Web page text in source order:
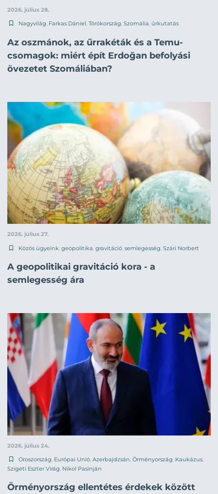
2026. július 28.
Nagyvilág, Farkas Dániel, Törökország, Szomália, űrkutatás
Az oszmánok, az űrrakéták és a Temu-
csomagok: miért épít Erdoğan befolyási
övezetet Szomáliában?
2026. július 27.
Közös ügyeink geopolitika gravitáció semlegesség Szári Norbert
A geopolitikai gravitáció kora - a
semlegesség ára
2026. július 24.
Oroszország Európai Unió Azerbajdzsán Örményország Kaukázus
Szigeti Eszter Virág Nikol Pasinján
Örményország ellentétes érdekek között